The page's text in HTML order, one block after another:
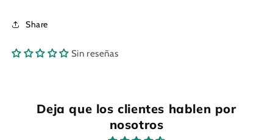
Share
Sin reseñas
Deja que los clientes hablen por
nosotros